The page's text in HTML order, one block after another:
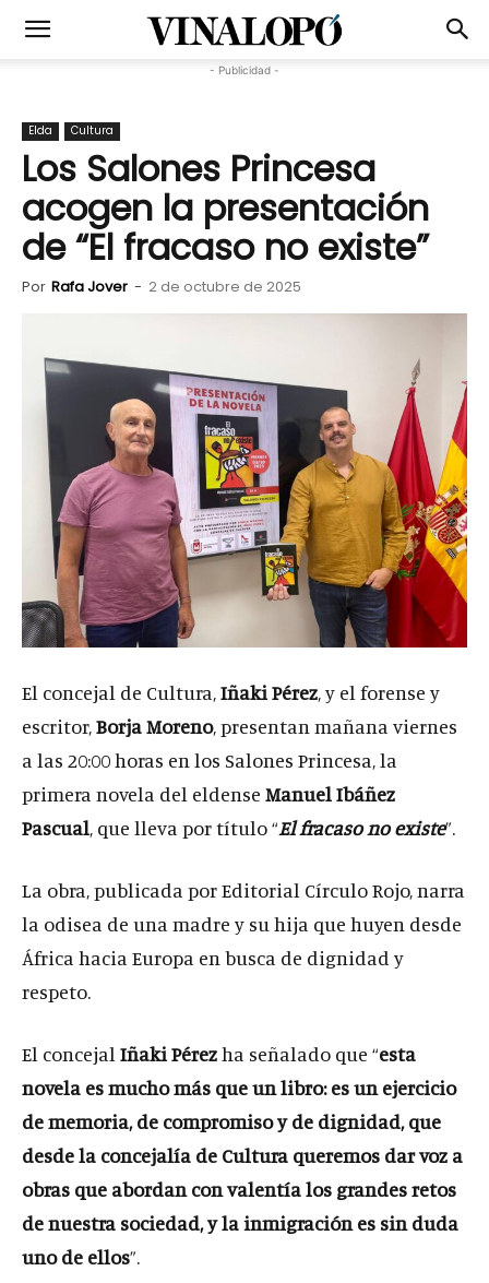
- Publicidad -
Elda Cultura
Los Salones Princesa
acogen la presentación
de “El fracaso no existe”
Por Rafa Jover - 2 de octubre de 2025
El concejal de Cultura,Iñaki Pérez, y el forense y
escritor,Borja Moreno, presentan mañana viernes
a las 20:00 horas en los Salones Princesa, la
primera novela del eldense Manuel Ibáñez
Pascual, que lleva por título “El fracaso no existe”.
La obra, publicada por Editorial Círculo Rojo, narra
la odisea de una madre y su hija que huyen desde
África hacia Europa en busca de dignidad y
respeto.
El concejal Iñaki Pérezha señalado que “esta
novela es mucho más que un libro: es un ejercicio
de memoria, de compromiso y de dignidad, que
desde la concejalía de Cultura queremos dar voz a
obras que abordan con valentía los grandes retos
de nuestra sociedad, y la inmigración es sin duda
uno de ellos”.